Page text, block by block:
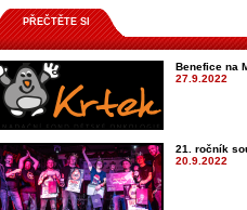
PŘEČTĚTE SI
Benefice na
27.9.2022
21. ročník
20.9.2022